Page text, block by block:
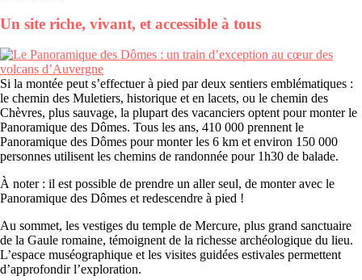
Un site riche, vivant, et accessible à tous
Si la montée peut s’effectuer à pied par deux sentiers emblématiques :
le chemin des Muletiers, historique et en lacets, ou le chemin des
Chèvres, plus sauvage, la plupart des vacanciers optent pour monter le
Panoramique des Dômes. Tous les ans, 410 000 prennent le
Panoramique des Dômes pour monter les 6 km et environ 150 000
personnes utilisent les chemins de randonnée pour 1h30 de balade.
À noter : il est possible de prendre un aller seul, de monter avec le
Panoramique des Dômes et redescendre à pied !
Au sommet, les vestiges du temple de Mercure, plus grand sanctuaire
de la Gaule romaine, témoignent de la richesse archéologique du lieu.
L’espace muséographique et les visites guidées estivales permettent
d’approfondir l’exploration.